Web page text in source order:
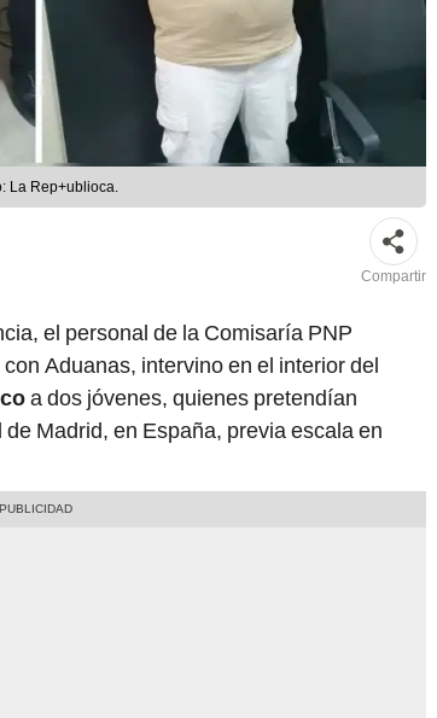
La Rep+ublioca.
Compartir
el personal de la Comisaría PNP
Aduanas, intervino en el interior del
a dos jóvenes, quienes pretendían
Madrid, en España, previa escala en